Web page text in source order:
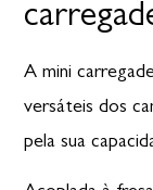
A mini
versáteis dos
pela sua